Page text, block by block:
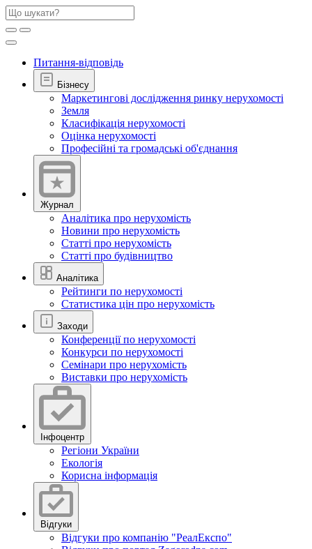
Питання-відповідь
Бізнесу
Маркетингові дослідження ринку нерухомості
Земля
Класифікація нерухомості
Оцінка нерухомості
Професійні та громадські об'єднання
Журнал
Аналітика про нерухомість
Новини про нерухомість
Статті про нерухомість
Статті про будівництво
Аналітика
Рейтинги по нерухомості
Статистика цін про нерухомість
Заходи
Конференції по нерухомості
Конкурси по нерухомості
Семінари про нерухомість
Виставки про нерухомість
Інфоцентр
Регіони України
Екологія
Корисна інформація
Відгуки
Відгуки про компанію "РеалЕкспо"